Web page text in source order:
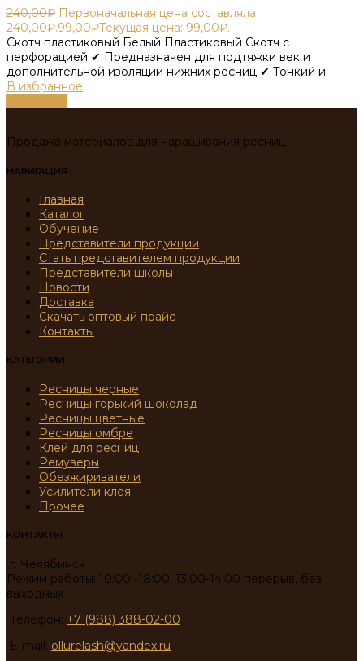
240,00₽ Первоначальная цена составляла
240,00₽.99,00₽Текущая цена: 99,00₽.
Скотч пластиковый Белый Пластиковый Скотч с
перфорацией ✔ Предназначен для подтяжки век и
дополнительной изоляции нижних ресниц ✔ Тонкий и
В избранное
Продажа материалов для наращивания ресниц
НАВИГАЦИЯ
Главная
Каталог
Обучение
Представители продукции
Стать представителем продукции
Представители школы
Новости
Доставка
Скачать оптовый прайс
Контакты
КАТЕГОРИИ
Ресницы черные
Ресницы горький шоколад
Ресницы цветные
Ресницы омбре
Клей для ресниц
Ремуверы
Обезжириватели
Усилители клея
Прочее
КОНТАКТЫ
г. Челябинск
Режим работы: 10:00 -18:00, 13:00-14:00 перерыв, без
выходных
Телефон: +7 (988) 388-02-00
E-mail: ollurelash@yandex.ru